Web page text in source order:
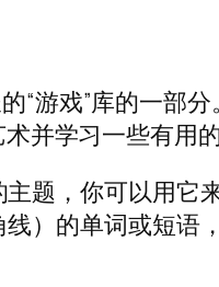
“游戏”库的一部
并学习一些有用
题，你可以用它
）的单词或短语